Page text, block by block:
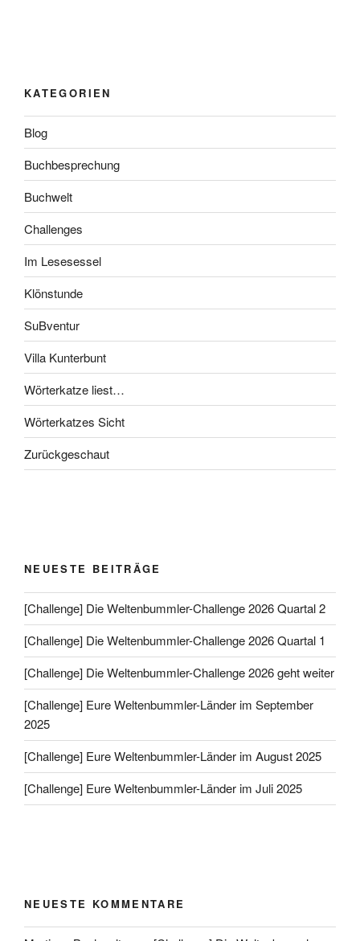
KATEGORIEN
Blog
Buchbesprechung
Buchwelt
Challenges
Im Lesesessel
Klönstunde
SuBventur
Villa Kunterbunt
Wörterkatze liest…
Wörterkatzes Sicht
Zurückgeschaut
NEUESTE BEITRÄGE
[Challenge] Die Weltenbummler-Challenge 2026 Quartal 2
[Challenge] Die Weltenbummler-Challenge 2026 Quartal 1
[Challenge] Die Weltenbummler-Challenge 2026 geht weiter
[Challenge] Eure Weltenbummler-Länder im September
2025
[Challenge] Eure Weltenbummler-Länder im August 2025
[Challenge] Eure Weltenbummler-Länder im Juli 2025
NEUESTE KOMMENTARE